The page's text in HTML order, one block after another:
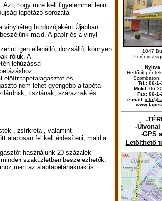
hogy mire kell figyelemmel lenni
tapétázó sorozata
hordozójaként.Újabban
majd. A papír és a vinyl
igen ellenálló, dörzsálló, könnyen
róluk. A
lehúzással
előítr tapétaragasztót és
nem lehet gyengébb a tapéta
tisztának, száraznak és
, zsírkréta-, valamint
alaposan fel kell érdesíteni, majd a
használunk 20 százalék
szaküzletben beszerezhetők.
az alaptapétánaknak is
1047
Perényi
Nyitva
Hétfőtől-
Szombaton:
Tel.: 06-1-
Mobil: 06-
Fax: 06-1-
e-mail:
-
-Útvonal
-GPS
Letölthető